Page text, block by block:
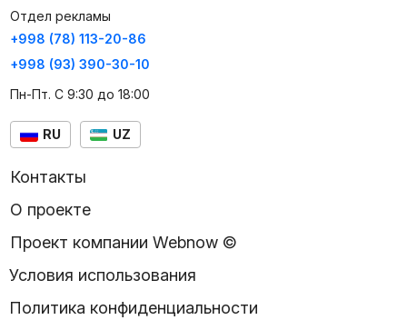
Отдел рекламы
+998 (78) 113-20-86
+998 (93) 390-30-10
Пн-Пт. С 9:30 до 18:00
RU UZ
Контакты
О проекте
Проект компании Webnow ©
Условия использования
Политика конфиденциальности